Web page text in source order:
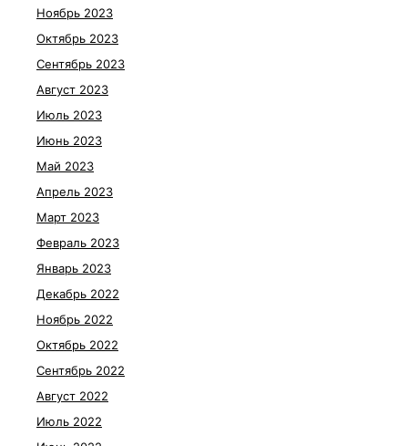
Ноябрь 2023
Октябрь 2023
Сентябрь 2023
Август 2023
Июль 2023
Июнь 2023
Май 2023
Апрель 2023
Март 2023
Февраль 2023
Январь 2023
Декабрь 2022
Ноябрь 2022
Октябрь 2022
Сентябрь 2022
Август 2022
Июль 2022